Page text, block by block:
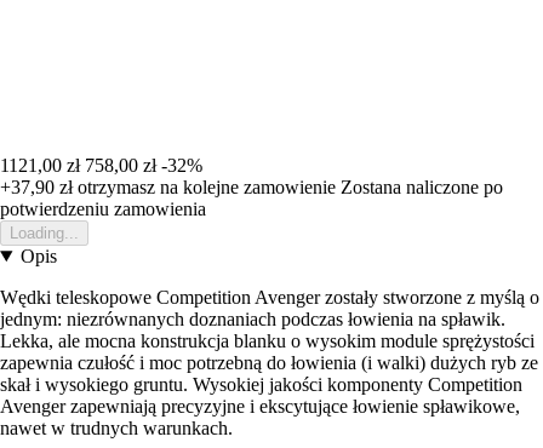
1121,00 zł 758,00 zł -32%
+37,90 złotrzymasz na kolejne zamowienie Zostana naliczone po
potwierdzeniu zamowienia
Loading...
Opis
Wędki teleskopowe Competition Avenger zostały stworzone z myślą o
jednym: niezrównanych doznaniach podczas łowienia na spławik.
Lekka, ale mocna konstrukcja blanku o wysokim module sprężystości
zapewnia czułość i moc potrzebną do łowienia (i walki) dużych ryb ze
skał i wysokiego gruntu. Wysokiej jakości komponenty Competition
Avenger zapewniają precyzyjne i ekscytujące łowienie spławikowe,
nawet w trudnych warunkach.